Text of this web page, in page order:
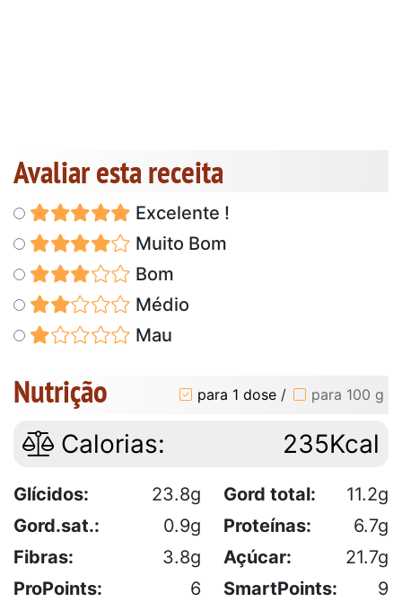
Avaliar esta receita
Excelente !
Muito Bom
Bom
Médio
Mau
Nutrição para 1 dose / para 100 g
Calorias: 235Kcal
Glícidos: 23.8g Gord total:
11.2g
Gord.sat.:
0.9g Proteínas:
6.7g
Fibras:
3.8g Açúcar:
21.7g
ProPoints:
6 SmartPoints: 9